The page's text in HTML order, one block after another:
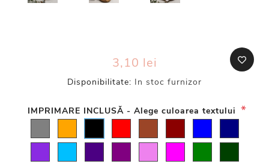
3,10 lei
Disponibilitate: In stoc furnizor
IMPRIMARE INCLUSĂ - Alege culoarea textului *